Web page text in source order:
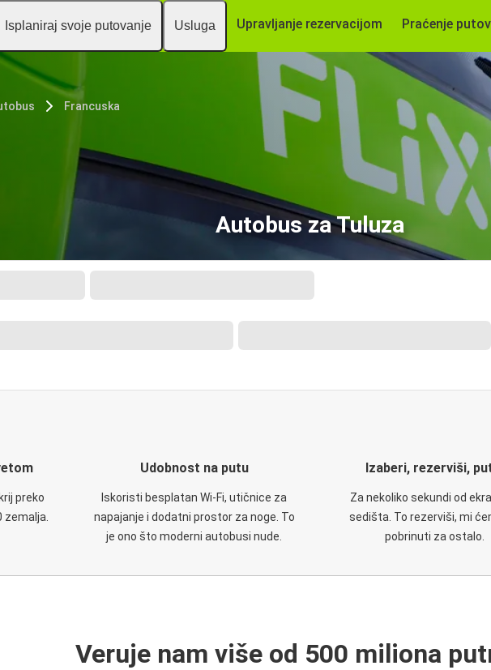
Isplaniraj svoje putovanje Usluga Upravljanje rezervacijom Praćenje
Francuska
Autobus za Tuluza
preko
zemalja.
Udobnost na putu
Iskoristi besplatan Wi-Fi, utičnice za
napajanje i dodatni prostor za noge. To
je ono što moderni autobusi nude.
Izaberi, rezerviši,
Za nekoliko sekundi od
sedišta. To rezerviši, mi
pobrinuti za ostalo.
Veruje nam više od 500 miliona